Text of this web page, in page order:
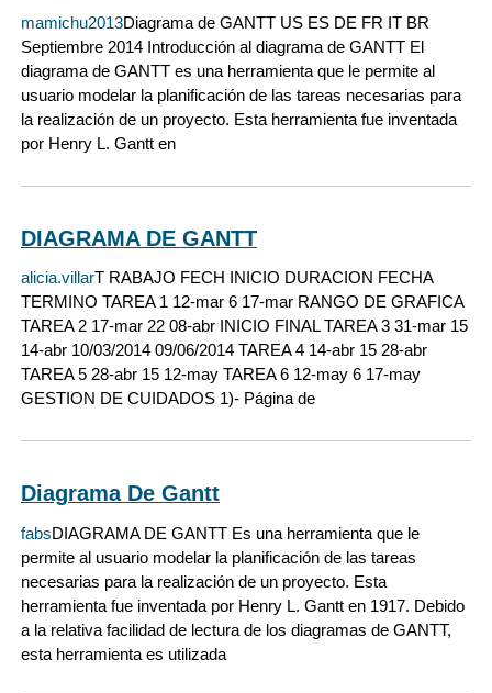
mamichu2013Diagrama de GANTT US ES DE FR IT BR
Septiembre 2014 Introducción al diagrama de GANTT El
diagrama de GANTT es una herramienta que le permite al
usuario modelar la planificación de las tareas necesarias para
la realización de un proyecto. Esta herramienta fue inventada
por Henry L. Gantt en
DIAGRAMA DE GANTT
alicia.villarT RABAJO FECH INICIO DURACION FECHA
TERMINO TAREA 1 12-mar 6 17-mar RANGO DE GRAFICA
TAREA 2 17-mar 22 08-abr INICIO FINAL TAREA 3 31-mar 15
14-abr 10/03/2014 09/06/2014 TAREA 4 14-abr 15 28-abr
TAREA 5 28-abr 15 12-may TAREA 6 12-may 6 17-may
GESTION DE CUIDADOS 1)- Página de
Diagrama De Gantt
fabsDIAGRAMA DE GANTT Es una herramienta que le
permite al usuario modelar la planificación de las tareas
necesarias para la realización de un proyecto. Esta
herramienta fue inventada por Henry L. Gantt en 1917. Debido
a la relativa facilidad de lectura de los diagramas de GANTT,
esta herramienta es utilizada